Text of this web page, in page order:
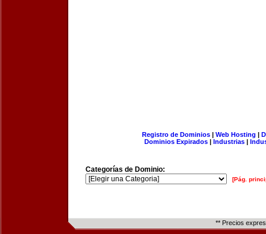
Registro de Dominios| Web Hosting |
Dominios Expirados | Industrias |
Categorías de Dominio:
[Pág.
** Precios